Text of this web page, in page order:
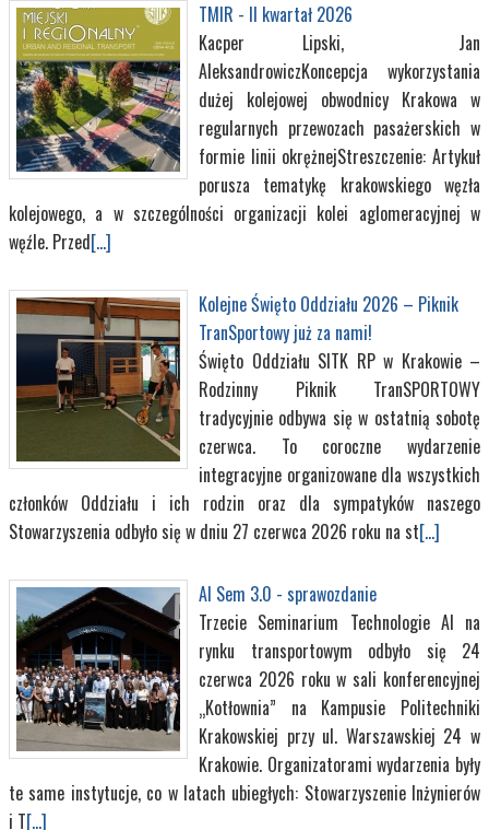
TMIR - II kwartał 2026
Kacper Lipski, Jan
AleksandrowiczKoncepcja wykorzystania
dużej kolejowej obwodnicy Krakowa w
regularnych przewozach pasażerskich w
formie linii okrężnejStreszczenie: Artykuł
porusza tematykę krakowskiego węzła
kolejowego, a w szczególności organizacji kolei aglomeracyjnej w
węźle. Przed[...]
Kolejne Święto Oddziału 2026 – Piknik
TranSportowy już za nami!
Święto Oddziału SITK RP w Krakowie –
Rodzinny Piknik TranSPORTOWY
tradycyjnie odbywa się w ostatnią sobotę
czerwca. To coroczne wydarzenie
integracyjne organizowane dla wszystkich
członków Oddziału i ich rodzin oraz dla sympatyków naszego
Stowarzyszenia odbyło się w dniu 27 czerwca 2026 roku na st[...]
AI Sem 3.0 - sprawozdanie
Trzecie Seminarium Technologie AI na
rynku transportowym odbyło się 24
czerwca 2026 roku w sali konferencyjnej
„Kotłownia” na Kampusie Politechniki
Krakowskiej przy ul. Warszawskiej 24 w
Krakowie. Organizatorami wydarzenia były
te same instytucje, co w latach ubiegłych: Stowarzyszenie Inżynierów
i T[...]